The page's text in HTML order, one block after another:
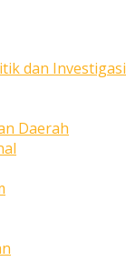
dan Investigasi
Daerah